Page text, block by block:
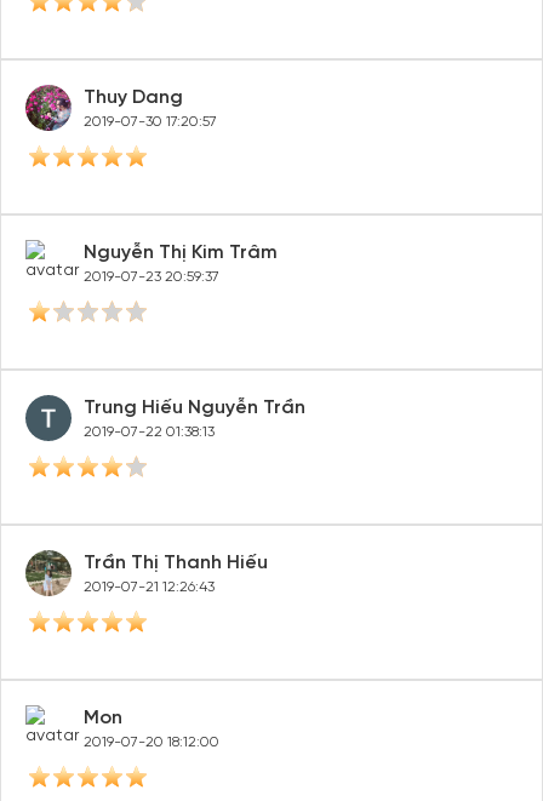
Thuy Dang
2019-07-30 17:20:57
Nguyễn Thị Kim Trâm
2019-07-23 20:59:37
Trung Hiếu Nguyễn Trần
2019-07-22 01:38:13
Trần Thị Thanh Hiếu
2019-07-21 12:26:43
Mon
2019-07-20 18:12:00